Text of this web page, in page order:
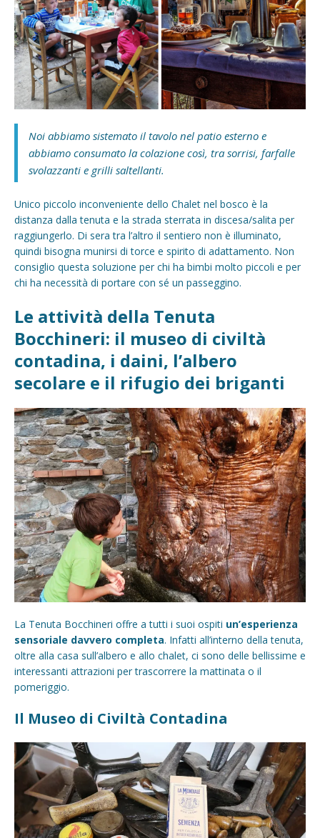
Noi abbiamo sistemato il tavolo nel patio esterno e
abbiamo consumato la colazione così, tra sorrisi, farfalle
svolazzanti e grilli saltellanti.
Unico piccolo inconveniente dello Chalet nel bosco è la
distanza dalla tenuta e la strada sterrata in discesa/salita per
raggiungerlo. Di sera tra l’altro il sentiero non è illuminato,
quindi bisogna munirsi di torce e spirito di adattamento. Non
consiglio questa soluzione per chi ha bimbi molto piccoli e per
chi ha necessità di portare con sé un passeggino.
Le attività della Tenuta
Bocchineri: il museo di civiltà
contadina, i daini, l’albero
secolare e il rifugio dei briganti
La Tenuta Bocchineri offre a tutti i suoi ospiti un’esperienza
sensoriale davvero completa. Infatti all’interno della tenuta,
oltre alla casa sull’albero e allo chalet, ci sono delle bellissime e
interessanti attrazioni per trascorrere la mattinata o il
pomeriggio.
Il Museo di Civiltà Contadina